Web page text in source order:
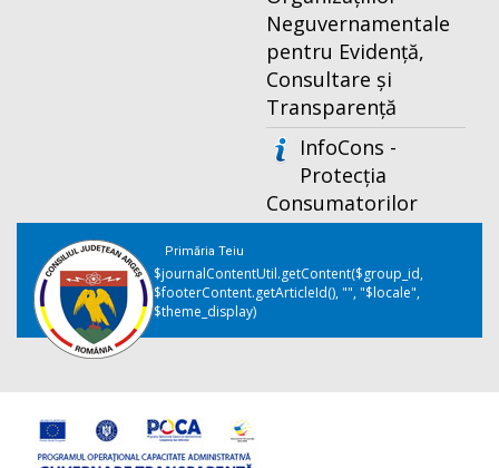
Neguvernamentale
pentru Evidență,
Consultare și
Transparență
InfoCons -
Protecția
Consumatorilor
Primăria Teiu
$journalContentUtil.getContent($group_id,
$footerContent.getArticleId(), "", "$locale",
$theme_display)